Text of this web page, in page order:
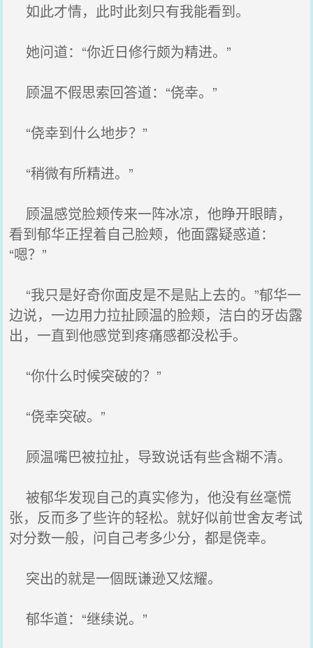
如此才情，此时此刻只有我能看到。
她问道：“你近日修行颇为精进。”
顾温不假思索回答道：“侥幸。”
“侥幸到什么地步？”
“稍微有所精进。”
顾温感觉脸颊传来一阵冰凉，他睁开眼睛，
看到郁华正捏着自己脸颊，他面露疑惑道：
“嗯？”
“我只是好奇你面皮是不是贴上去的。”郁华一
边说，一边用力拉扯顾温的脸颊，洁白的牙齿露
出，一直到他感觉到疼痛感都没松手。
“你什么时候突破的？”
“侥幸突破。”
顾温嘴巴被拉扯，导致说话有些含糊不清。
被郁华发现自己的真实修为，他没有丝毫慌
张，反而多了些许的轻松。就好似前世舍友考试
对分数一般，问自己考多少分，都是侥幸。
突出的就是一個既谦逊又炫耀。
郁华道：“继续说。”